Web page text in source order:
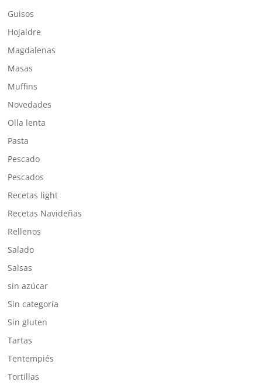
Guisos
Hojaldre
Magdalenas
Masas
Muffins
Novedades
Olla lenta
Pasta
Pescado
Pescados
Recetas light
Recetas Navideñas
Rellenos
Salado
Salsas
sin azúcar
Sin categoría
Sin gluten
Tartas
Tentempiés
Tortillas